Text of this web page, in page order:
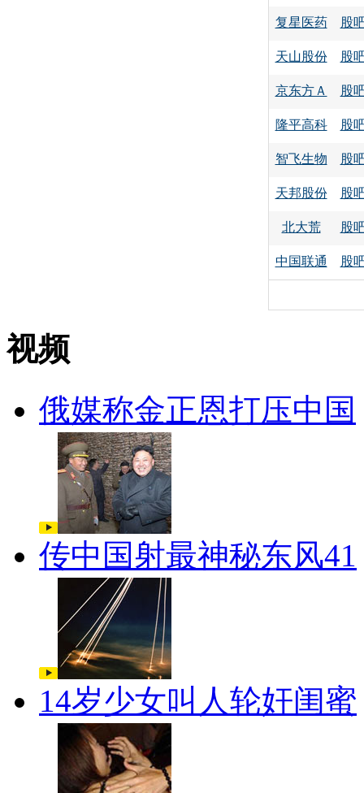
复星医药 股
天山股份 股
京东方Ａ 股
隆平高科 股
智飞生物 股
天邦股份 股
北大荒 股
中国联通 股
视频
俄媒称金正恩打压中国
传中国射最神秘东风41
14岁少女叫人轮奸闺蜜